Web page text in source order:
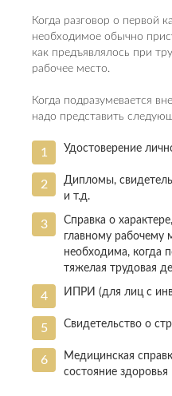
Когда разговор о первой
необходимое обычно
как предъявлялось при
рабочее место.
Когда подразумевается
надо представить
Удостоверение
Дипломы,
и т.д.
Справка о
главному рабочему
необходима, когда
тяжелая трудовая
ИПРИ (для лиц с
Свидетельство о
Медицинская
состояние